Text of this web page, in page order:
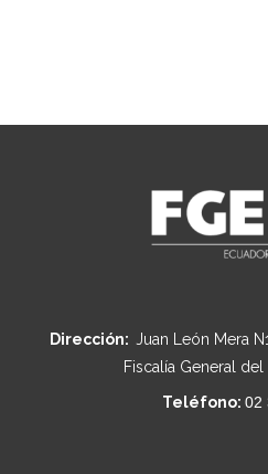
Dirección: Juan León Mera
Fiscalía General del
Teléfono: 02